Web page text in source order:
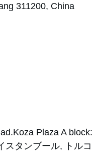
311200, China
Plaza A block:
スタンブール, トルコ